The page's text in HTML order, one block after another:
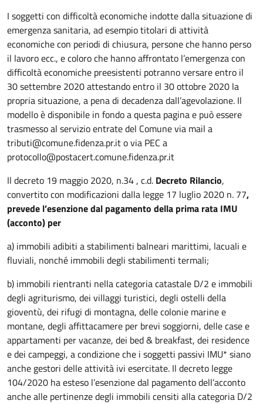
I soggetti con difficoltà economiche indotte dalla situazione di
emergenza sanitaria, ad esempio titolari di attività
economiche con periodi di chiusura, persone che hanno perso
il lavoro ecc., e coloro che hanno affrontato l’emergenza con
difficoltà economiche preesistenti potranno versare entro il
30 settembre 2020 attestando entro il 30 ottobre 2020 la
propria situazione, a pena di decadenza dall’agevolazione. Il
modello è disponibile in fondo a questa pagina e può essere
trasmesso al servizio entrate del Comune via mail a
tributi@comune.fidenza.pr.it o via PEC a
protocollo@postacert.comune.fidenza.pr.it
Il decreto 19 maggio 2020, n.34 , c.d. Decreto Rilancio,
convertito con modificazioni dalla legge 17 luglio 2020 n. 77,
prevede l’esenzione dal pagamento della prima rata IMU
(acconto) per
a) immobili adibiti a stabilimenti balneari marittimi, lacuali e
fluviali, nonché immobili degli stabilimenti termali;
b) immobili rientranti nella categoria catastale D/2 e immobili
degli agriturismo, dei villaggi turistici, degli ostelli della
gioventù, dei rifugi di montagna, delle colonie marine e
montane, degli affittacamere per brevi soggiorni, delle case e
appartamenti per vacanze, dei bed & breakfast, dei residence
e dei campeggi, a condizione che i soggetti passivi IMU* siano
anche gestori delle attività ivi esercitate. Il decreto legge
104/2020 ha esteso l’esenzione dal pagamento dell’acconto
anche alle pertinenze degli immobili censiti alla categoria D/2